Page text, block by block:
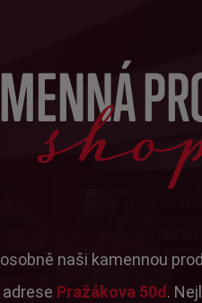
naši kamennou
adrese Pražákova 50d .